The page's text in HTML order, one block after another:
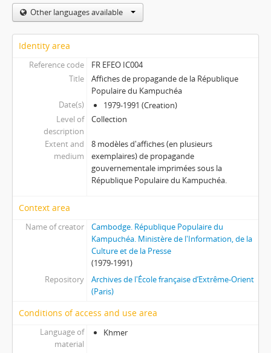
Other languages available
Identity area
Reference code
FR EFEO IC004
Title
Affiches de propagande de la République
Populaire du Kampuchéa
Date(s)
1979-1991 (Creation)
Level of
description
Collection
Extent and
medium
8 modèles d'affiches (en plusieurs
exemplaires) de propagande
gouvernementale imprimées sous la
République Populaire du Kampuchéa.
Context area
Name of creator
Cambodge. République Populaire du
Kampuchéa. Ministère de l'Information, de la
Culture et de la Presse
(1979-1991)
Repository
Archives de l'École française d’Extrême-Orient
(Paris)
Conditions of access and use area
Language of
material
Khmer